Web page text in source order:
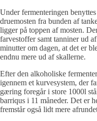
Under fermenteringen
druemosten fra bunden af
ligger på toppen af mosten.
farvestoffer samt tanniner ud
minutter om dagen, at det er
endnu mere ud af skallerne.
Efter den alkoholiske
igennem et kurvesystem, der
gæring foregår i store 1000l
barriqus i 11 måneder. Det er
fremstår også lidt mere